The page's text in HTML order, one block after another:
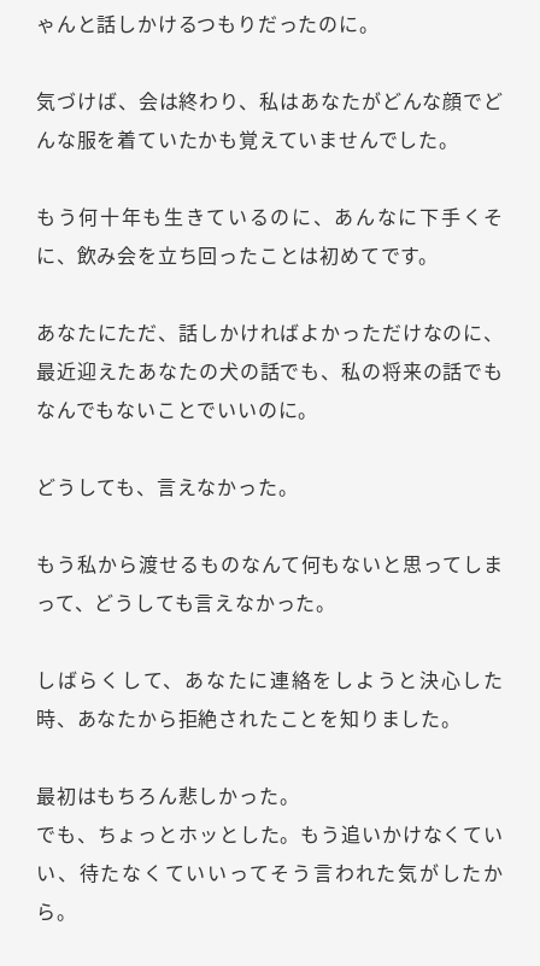
ゃんと話しかけるつもりだったのに。
気づけば、会は終わり、私はあなたがどんな顔でど
んな服を着ていたかも覚えていませんでした。
もう何十年も生きているのに、あんなに下手くそ
に、飲み会を立ち回ったことは初めてです。
あなたにただ、話しかければよかっただけなのに、
最近迎えたあなたの犬の話でも、私の将来の話でも
なんでもないことでいいのに。
どうしても、言えなかった。
もう私から渡せるものなんて何もないと思ってしま
って、どうしても言えなかった。
しばらくして、あなたに連絡をしようと決心した
時、あなたから拒絶されたことを知りました。
最初はもちろん悲しかった。
でも、ちょっとホッとした。もう追いかけなくてい
い、待たなくていいってそう言われた気がしたか
ら。